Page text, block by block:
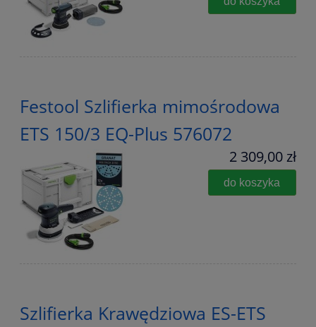
Festool Szlifierka mimośrodowa
ETS 150/3 EQ-Plus 576072
2 309,00 zł
do koszyka
Szlifierka Krawędziowa ES-ETS